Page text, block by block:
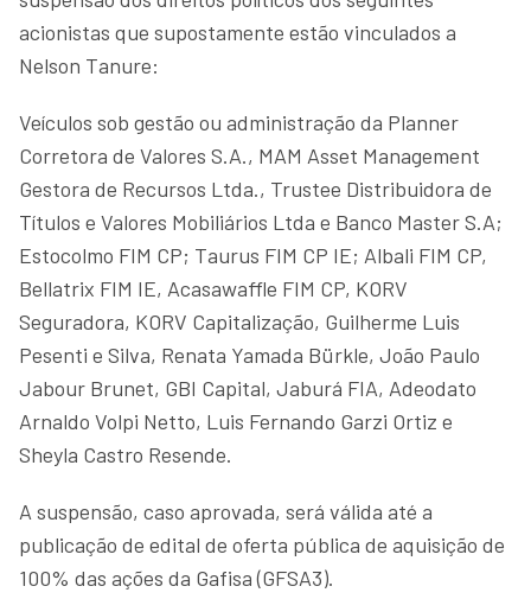
acionistas que supostamente estão vinculados a
Nelson Tanure:
Veículos sob gestão ou administração da Planner
Corretora de Valores S.A., MAM Asset Management
Gestora de Recursos Ltda., Trustee Distribuidora de
Títulos e Valores Mobiliários Ltda e Banco Master S.A;
Estocolmo FIM CP; Taurus FIM CP IE; Albali FIM CP,
Bellatrix FIM IE, Acasawaffle FIM CP, KORV
Seguradora, KORV Capitalização, Guilherme Luis
Pesenti e Silva, Renata Yamada Bürkle, João Paulo
Jabour Brunet, GBI Capital, Jaburá FIA, Adeodato
Arnaldo Volpi Netto, Luis Fernando Garzi Ortiz e
Sheyla Castro Resende.
A suspensão, caso aprovada, será válida até a
publicação de edital de oferta pública de aquisição de
100% das ações da Gafisa (GFSA3).